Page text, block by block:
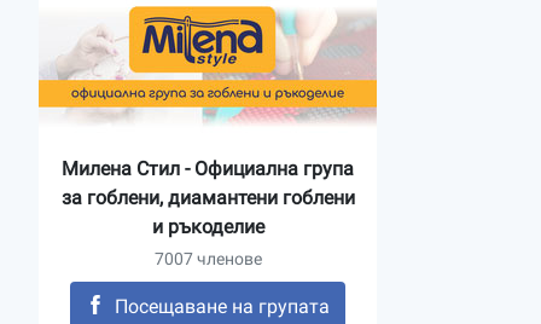
Милена Стил - Официална група
за гоблени, диамантени гоблени
и ръкоделие
7007 членове
Посещаване на групата